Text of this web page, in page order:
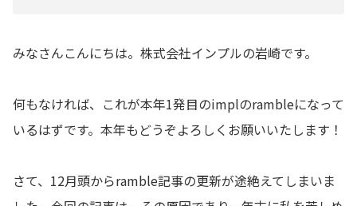
みなさんこんにちは。株式会社インプルの岩崎です。
何もなければ、これが本年1発目のimplのrambleになって
いるはずです。本年もどうぞよろしくお願いいたします！
さて、12月頭からramble記事の更新が途絶えてしまいま